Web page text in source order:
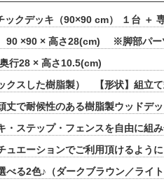
クデッキ（90×90 cm） １台 ＋
90 ×90 × 高さ28(cm) ※脚部パー
行28 × 高さ10.5(cm)
クスした樹脂製） 【形状】組立
丈で耐候性のある樹脂製ウッドデ
・ステップ・フェンスを自由に組
エーションでご利用頂けるよう
る2色♪（ダークブラウン／ライト